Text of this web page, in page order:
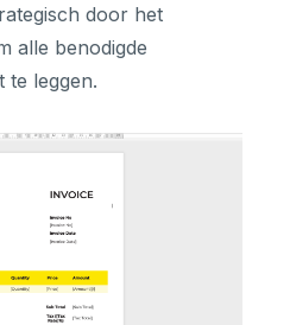
door het
alle benodigde
te leggen.